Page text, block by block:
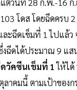
โดส โดยฉีดครบ
ละฉีดเข็มที่ 1 ไปแล้ว
งฉีดได้ประมาณ 9 แส
วัคซีนเข็มที่ 1ให้ได้
าคมนี้ ตามเป้าของก